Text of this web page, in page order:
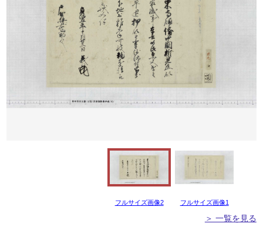
フルサイズ画像2 フルサイズ画像1
＞ 一覧を見る